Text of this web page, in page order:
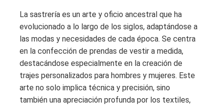
La sastrería es un arte y oficio ancestral que ha
evolucionado a lo largo de los siglos, adaptándose a
las modas y necesidades de cada época. Se centra
en la confección de prendas de vestir a medida,
destacándose especialmente en la creación de
trajes personalizados para hombres y mujeres. Este
arte no solo implica técnica y precisión, sino
también una apreciación profunda por los textiles,